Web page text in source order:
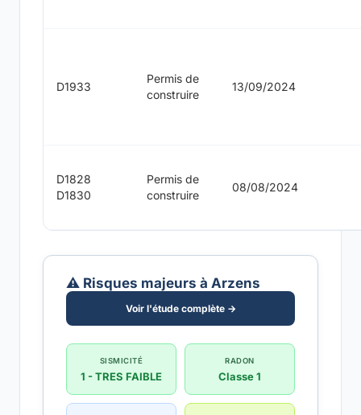
D1933
Permis de
construire
13/09/2024
D1828
D1830
Permis de
construire
08/08/2024
⚠️ Risques majeurs à Arzens
Voir l'étude complète →
SISMICITÉ
1 - TRES FAIBLE
RADON
Classe 1